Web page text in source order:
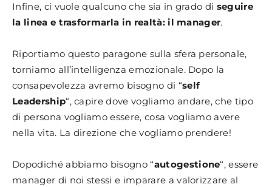
Infine, ci vuole qualcuno che sia in grado di seguire
la linea e trasformarla in realtà: il manager.
Riportiamo questo paragone sulla sfera personale,
torniamo all’intelligenza emozionale. Dopo la
consapevolezza avremo bisogno di “self
Leadership“, capire dove vogliamo andare, che tipo
di persona vogliamo essere, cosa vogliamo avere
nella vita. La direzione che vogliamo prendere!
Dopodiché abbiamo bisogno “autogestione“, essere
manager di noi stessi e imparare a valorizzare al